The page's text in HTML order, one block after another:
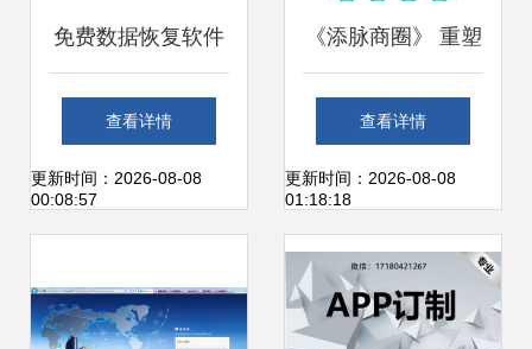
免费数据恢复软件
给你，你真的敢用
吗？聚焦办公服务
查看详情
更新时间：2026-08-08
00:08:57
《添脉商圈》 重塑
办公服务软件的智
能化新生态
查看详情
更新时间：2026-08-08
01:18:18